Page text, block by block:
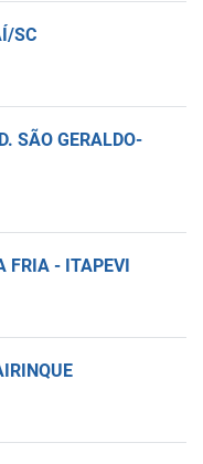
SC
SÃO GERALDO-
FRIA - ITAPEVI